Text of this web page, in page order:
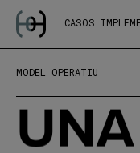
CASOS
MODEL OPERATIU